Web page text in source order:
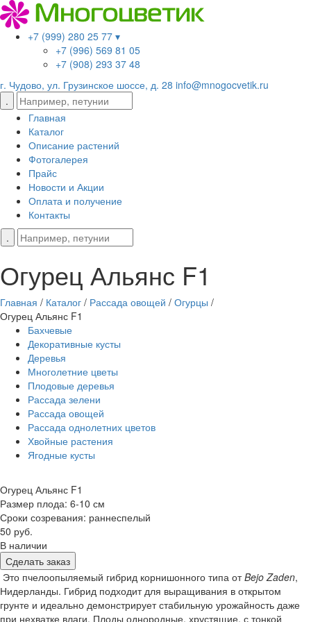
+7 (999) 280 25 77 ▾
+7 (996) 569 81 05
+7 (908) 293 37 48
г. Чудово, ул. Грузинское шоссе, д. 28 info@mnogocvetik.ru
Главная
Каталог
Описание растений
Фотогалерея
Прайс
Новости и Акции
Оплата и получение
Контакты
Огурец Альянс F1
Главная / Каталог / Рассада овощей / Огурцы /
Огурец Альянс F1
Бахчевые
Декоративные кусты
Деревья
Многолетние цветы
Плодовые деревья
Рассада зелени
Рассада овощей
Рассада однолетних цветов
Хвойные растения
Ягодные кусты
Огурец Альянс F1
Размер плода: 6-10 см
Сроки созревания: раннеспелый
50 руб.
В наличии
Сделать заказ
Это пчелоопыляемый гибрид корнишонного типа отBejo Zaden,
Нидерланды. Гибрид подходит для выращивания в открытом
грунте и идеально демонстрирует стабильную урожайность даже
при нехватке влаги. Плоды однородные, хрустящие, с тонкой